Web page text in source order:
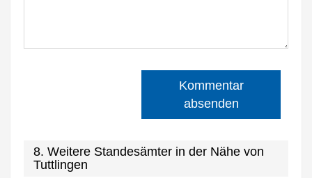
Kommentar
absenden
8. Weitere Standesämter in der Nähe von
Tuttlingen